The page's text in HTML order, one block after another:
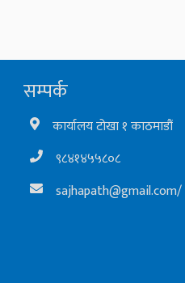
सम्पर्क
कार्यालय टोखा १ काठमाडौं
९८४१४५५८०८
sajhapath@gmail.com/